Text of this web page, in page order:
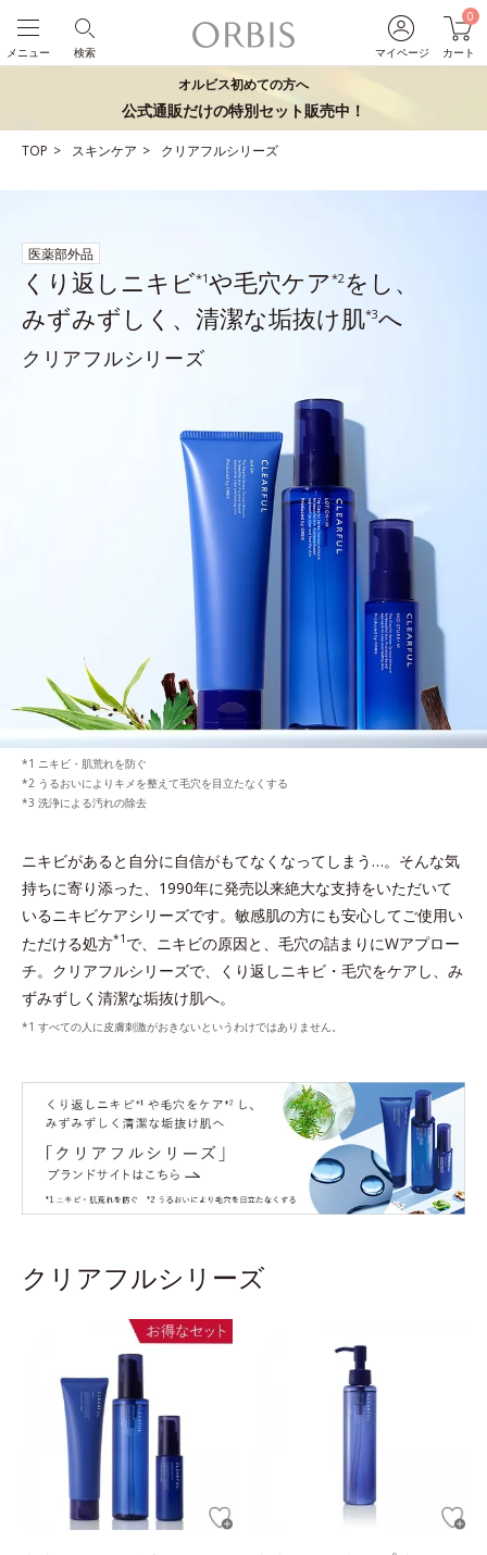
マイページ
0
カート
検索
メニュー
オルビス初めての方へ
公式通販だけの特別セット販売中！
TOP スキンケア クリアフルシリーズ
医薬部外品
くり返しニキビ*1や毛穴ケア*2をし、
みずみずしく、清潔な垢抜け肌*3へ
クリアフルシリーズ
ニキビ・肌荒れを防ぐ
うるおいによりキメを整えて毛穴を目立たなくする
洗浄による汚れの除去
ニキビがあると自分に自信がもてなくなってしまう…。 そんな気
持ちに寄り添った、1990年に発売以来絶大な支持をいただいて
いるニキビケアシリーズです。 敏感肌の方にも安心してご使用い
ただける処方*1 で、ニキビの原因と、毛穴の詰まりにWアプロー
チ。 クリアフルシリーズで、くり返しニキビ・毛穴をケアし、み
ずみずしく清潔な垢抜け肌へ。
すべての人に皮膚刺激がおきないというわけではありません。
クリアフルシリーズ